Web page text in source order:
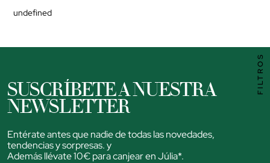
undefined
SUSCRÍBETE A NUESTRA
NEWSLETTER
Entérate antes que nadie de todas las novedades,
tendencias y sorpresas. y
Además llévate 10€ para canjear en Júlia*.
FILTROS